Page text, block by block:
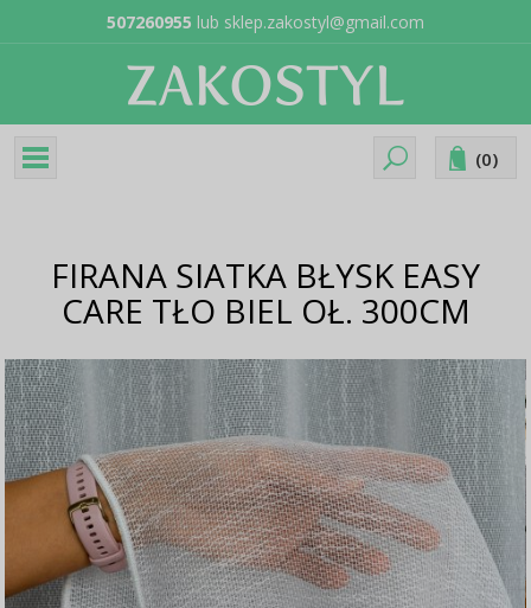
507260955 lub sklep.zakostyl@gmail.com
(0)
FIRANA SIATKA BŁYSK EASY
CARE TŁO BIEL OŁ. 300CM